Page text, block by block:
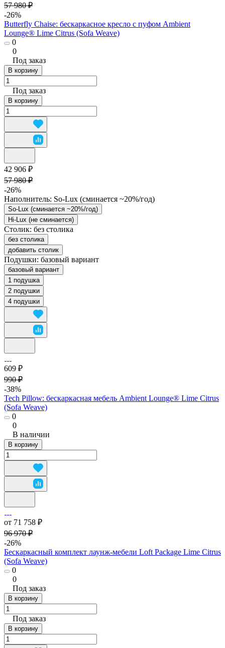
57 980 ₽
-26%
Butterfly Chaise: бескаркасное кресло с пуфом Ambient
Lounge® Lime Citrus (Sofa Weave)
0
0
Под заказ
В корзину
Под заказ
В корзину
42 906 ₽
57 980 ₽
-26%
Наполнитель: So-Lux (cминается ~20%/год)
So-Lux (cминается ~20%/год)
Hi-Lux (не сминается)
Столик: без столика
без столика
добавить столик
Подушки: базовый вариант
базовый вариант
1 подушка
2 подушки
4 подушки
609 ₽
990 ₽
-38%
Tech Pillow: бескаркасная мебель Ambient Lounge® Lime Citrus
(Sofa Weave)
0
0
В наличии
В корзину
от 71 758 ₽
96 970 ₽
-26%
Бескаркасный комплект лаунж-мебели Loft Package Lime Citrus
(Sofa Weave)
0
0
Под заказ
В корзину
Под заказ
В корзину